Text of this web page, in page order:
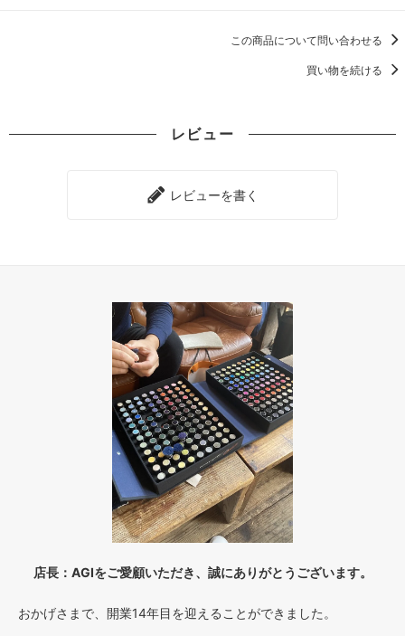
この商品について問い合わせる
買い物を続ける
レビュー
レビューを書く
店長：AGIをご愛顧いただき、誠にありがとうございます。
おかげさまで、開業14年目を迎えることができました。